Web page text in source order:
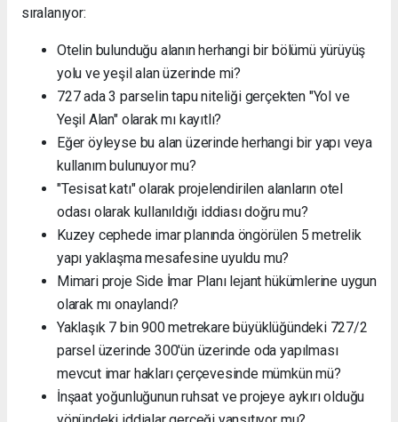
sıralanıyor:
Otelin bulunduğu alanın herhangi bir bölümü yürüyüş
yolu ve yeşil alan üzerinde mi?
727 ada 3 parselin tapu niteliği gerçekten "Yol ve
Yeşil Alan" olarak mı kayıtlı?
Eğer öyleyse bu alan üzerinde herhangi bir yapı veya
kullanım bulunuyor mu?
"Tesisat katı" olarak projelendirilen alanların otel
odası olarak kullanıldığı iddiası doğru mu?
Kuzey cephede imar planında öngörülen 5 metrelik
yapı yaklaşma mesafesine uyuldu mu?
Mimari proje Side İmar Planı lejant hükümlerine uygun
olarak mı onaylandı?
Yaklaşık 7 bin 900 metrekare büyüklüğündeki 727/2
parsel üzerinde 300'ün üzerinde oda yapılması
mevcut imar hakları çerçevesinde mümkün mü?
İnşaat yoğunluğunun ruhsat ve projeye aykırı olduğu